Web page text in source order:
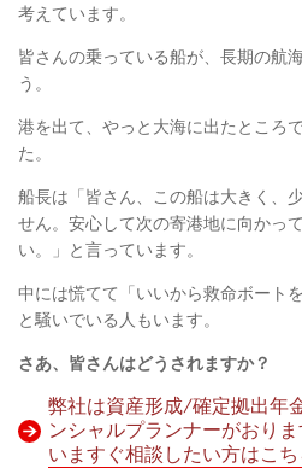
考えています。
皆さんの乗っている船が、長期の航
う。
港を出て、やっと大海に出たところ
た。
船長は「皆さん、この船は大きく、
せん。安心して次の寄港地に向かっ
い。」と言っています。
中には慌てて「いいから救命ボート
と騒いでいる人もいます。
さあ、皆さんはどうされますか？
弊社は資産形成/確定拠出年
ンシャルプランナーがおりま
いますぐ相談したい方はこち